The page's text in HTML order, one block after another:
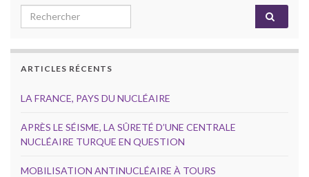
Search for:
ARTICLES RÉCENTS
LA FRANCE, PAYS DU NUCLÉAIRE
APRÈS LE SÉISME, LA SÛRETÉ D’UNE CENTRALE
NUCLÉAIRE TURQUE EN QUESTION
MOBILISATION ANTINUCLÉAIRE À TOURS